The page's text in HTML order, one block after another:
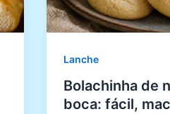
Lanche
Bolachinha de
boca: fácil,